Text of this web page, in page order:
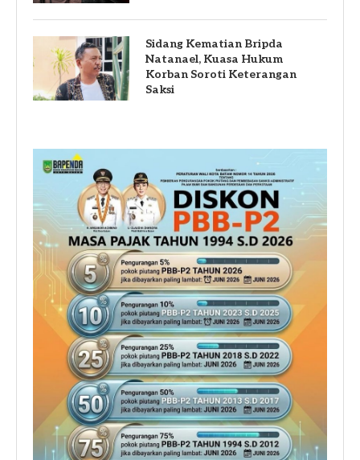
Sidang Kematian Bripda
Natanael, Kuasa Hukum
Korban Soroti Keterangan
Saksi